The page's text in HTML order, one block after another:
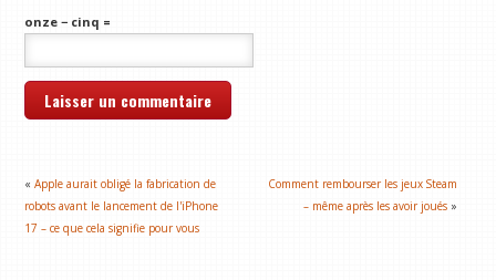
onze − cinq =
«Apple aurait obligé la fabrication de
robots avant le lancement de l'iPhone
17 – ce que cela signifie pour vous
Comment rembourser les jeux Steam
– même après les avoir joués »